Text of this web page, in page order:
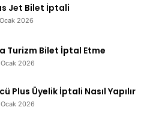
Jet Bilet İptali
2026
Turizm Bilet İptal Etme
2026
Plus Üyelik İptali Nasıl Yapılır
2026